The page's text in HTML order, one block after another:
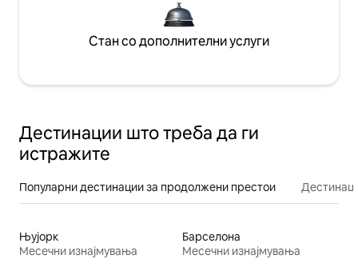
Стан со дополнителни услуги
Дестинации што треба да ги
истражите
Популарни дестинации за продолжени престои
Њујорк
Месечни изнајмувања
Барселона
Месечни изнајмувања